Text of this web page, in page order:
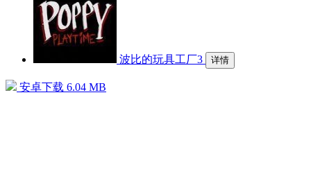
波比的玩具工厂3 详情
安卓下载 6.04 MB